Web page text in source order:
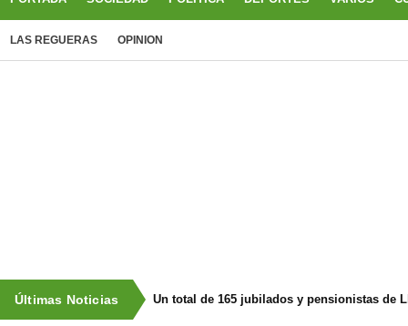
LAS REGUERAS OPINION
Últimas Noticias Un total de 165 jubilados y pensionistas de